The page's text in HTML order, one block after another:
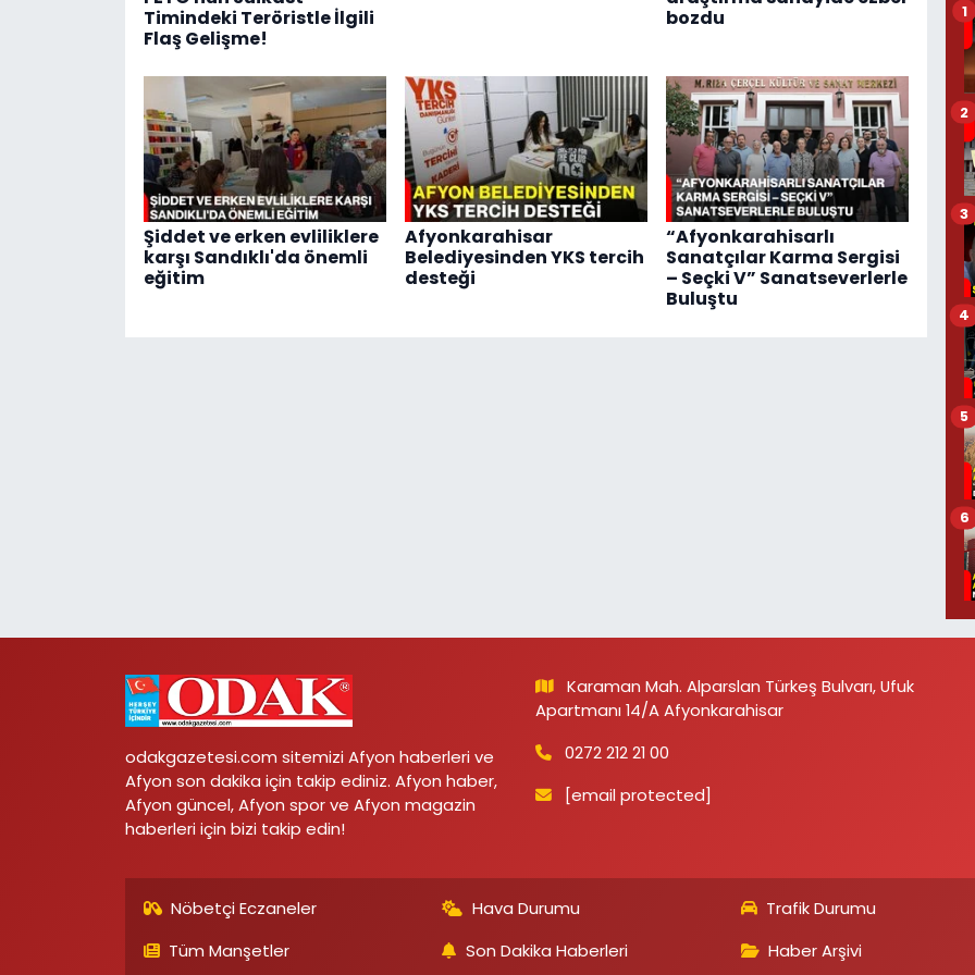
Timindeki Teröristle İlgili
Flaş Gelişme!
bozdu
Şiddet ve erken evliliklere
karşı Sandıklı'da önemli
eğitim
Afyonkarahisar
Belediyesinden YKS tercih
desteği
“Afyonkarahisarlı
Sanatçılar Karma Sergisi
– Seçki V” Sanatseverlerle
Buluştu
1
2
3
4
5
6
odakgazetesi.com sitemizi Afyon haberleri ve
Afyon son dakika için takip ediniz. Afyon haber,
Afyon güncel, Afyon spor ve Afyon magazin
haberleri için bizi takip edin!
Karaman Mah. Alparslan Türkeş Bulvarı, Ufuk
Apartmanı 14/A Afyonkarahisar
0272 212 21 00
[email protected]
Nöbetçi Eczaneler Hava Durumu Trafik Durumu
Tüm Manşetler
Son Dakika Haberleri Haber Arşivi